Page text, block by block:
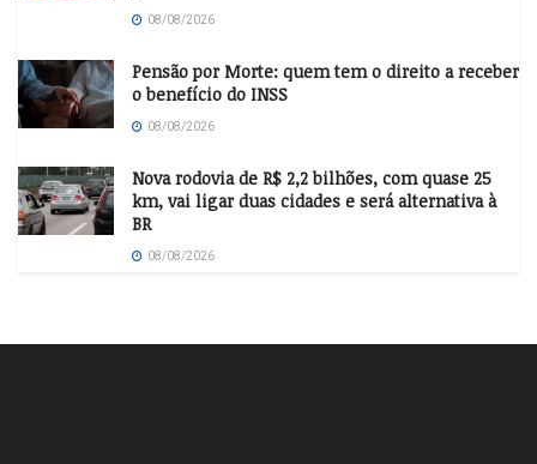
08/08/2026
Pensão por Morte: quem tem o direito a receber
o benefício do INSS
08/08/2026
Nova rodovia de R$ 2,2 bilhões, com quase 25
km, vai ligar duas cidades e será alternativa à
BR
08/08/2026